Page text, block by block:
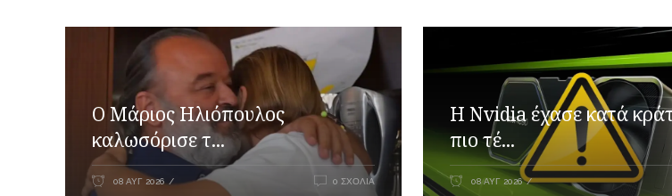
Ο Μάριος Ηλιόπουλος
καλωσόρισε τ...
08 ΑΥΓ 2026 0 ΣΧΌΛΙΑ
Η Nvidia έχασε κατά
πιο τέ...
08 ΑΥΓ 2026